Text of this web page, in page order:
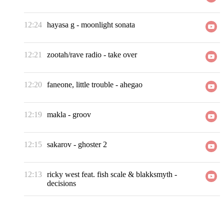
12:24 hayasa g - moonlight sonata
12:21 zootah/rave radio - take over
12:20 faneone, little trouble - ahegao
12:19 makla - groov
12:15 sakarov - ghoster 2
12:13 ricky west feat. fish scale & blakksmyth -
decisions